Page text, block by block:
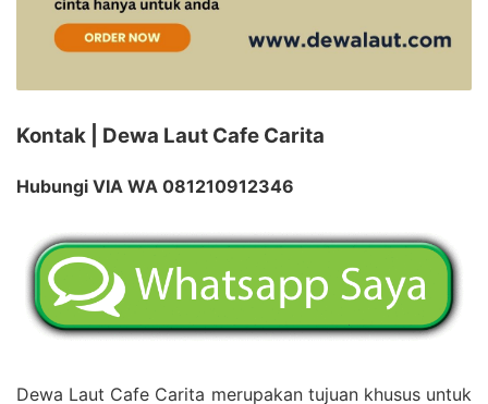
Kontak | Dewa Laut Cafe Carita
Hubungi VIA WA 081210912346
Dewa Laut Cafe Carita merupakan tujuan khusus untuk